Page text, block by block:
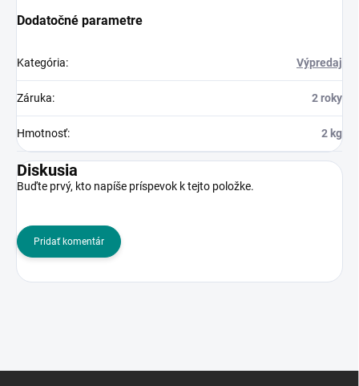
Dodatočné parametre
Kategória: Výpredaj
Záruka: 2 roky
Hmotnosť: 2 kg
Diskusia
Buďte prvý, kto napíše príspevok k tejto položke.
Pridať komentár